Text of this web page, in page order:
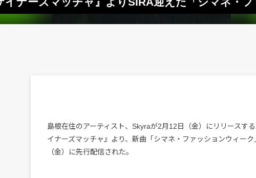
島根在住のアーティスト、Skyraが2月12日（金）にリリースす
イナーズマッチャ』より、新曲「シマネ・ファッションウィーク
（金）に先行配信された。